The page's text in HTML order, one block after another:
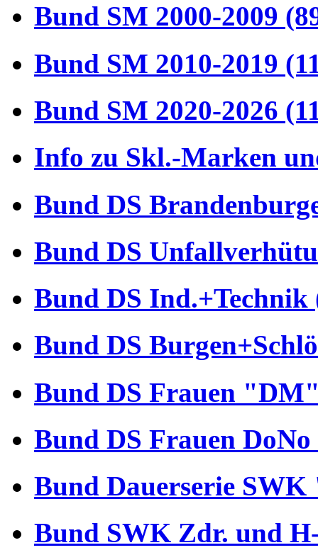
Bund SM 2000-2009
Bund SM 2010-2019
Bund SM 2020-2026
Info zu Skl.-Marken
Bund DS
Bund DS
Bund DS Ind.+Technik
Bund DS
Bund DS Frauen
Bund DS Frauen
Bund Dauerserie
Bund SWK Zdr. und